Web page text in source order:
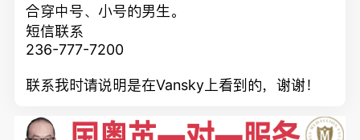
合穿中号、小号的男生。
短信联系
236-777-7200
联系我时请说明是在Vansky上看到的，谢谢！